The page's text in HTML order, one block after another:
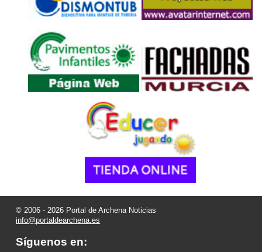
© 2006 - 2026 Portal de Archena Noticias
info@portaldearchena.es
Síguenos en: